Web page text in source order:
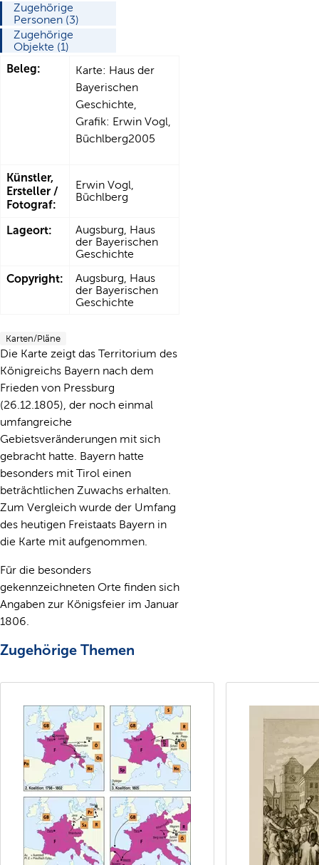
Zugehörige
Personen (3)
Zugehörige
Objekte (1)
Beleg:
Karte: Haus der
Bayerischen
Geschichte,
Grafik: Erwin Vogl,
Büchlberg2005
Künstler,
Ersteller /
Fotograf:
Erwin Vogl,
Büchlberg
Lageort:
Augsburg, Haus
der Bayerischen
Geschichte
Copyright:
Augsburg, Haus
der Bayerischen
Geschichte
Karten/Pläne
Die Karte zeigt das Territorium des
Königreichs Bayern nach dem
Frieden von Pressburg
(26.12.1805), der noch einmal
umfangreiche
Gebietsveränderungen mit sich
gebracht hatte. Bayern hatte
besonders mit Tirol einen
beträchtlichen Zuwachs erhalten.
Zum Vergleich wurde der Umfang
des heutigen Freistaats Bayern in
die Karte mit aufgenommen.
Für die besonders
gekennzeichneten Orte finden sich
Angaben zur Königsfeier im Januar
1806.
Zugehörige Themen